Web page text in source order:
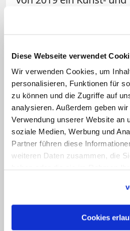
Diese Webseite verwendet
Wir verwenden Cookies, um
personalisieren, Funktionen für
zu können und die Zugriffe auf
analysieren. Außerdem geben
Verwendung unserer Website an
soziale Medien, Werbung und
Partner führen diese
weiteren Daten zusammen, die
Cookies
Förderverein hatte
inzwischen auch die
Rekonstruktion von
gesichert sei. (dpa)
Linktipp: Nach
Fisch-Symbol
Diese Lehrerin gibt nicht auf:
untersagt worden, eine Kette
Zum Artikel